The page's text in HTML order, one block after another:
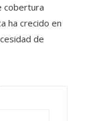
cobertura
ha crecido en
de